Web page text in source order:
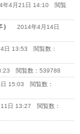
年4月21日 14:10 閲覧
）
2014年4月14日
日 13:53 閲覧数：
閲覧数：539788
15:03 閲覧数：
日 13:27 閲覧数：